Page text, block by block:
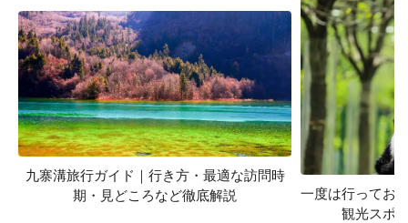
九寨溝旅行ガイド｜行き方・最適な訪問時
期・見どころなど徹底解説
一度は行ってお
観光スポ